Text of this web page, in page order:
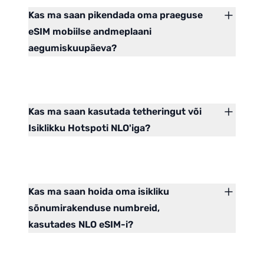
Kas ma saan pikendada oma praeguse
eSIM mobiilse andmeplaani
aegumiskuupäeva?
Kas ma saan kasutada tetheringut või
Isiklikku Hotspoti NLO'iga?
Kas ma saan hoida oma isikliku
sõnumirakenduse numbreid,
kasutades NLO eSIM-i?